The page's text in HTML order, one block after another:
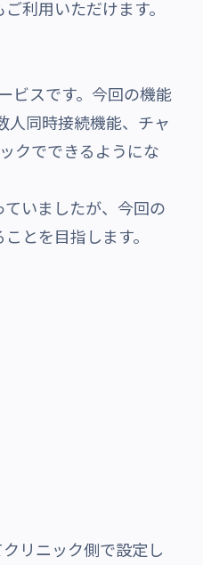
利用いただけます。
ビスです。今回の機能
人同時接続機能、チャ
クでできるようにな
いましたが、今回の
とを目指します。
リニック側で設定し